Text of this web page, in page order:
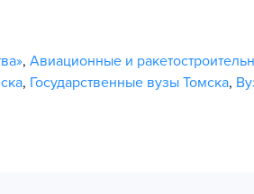
, Авиационные и
, Государственные вузы Томска,